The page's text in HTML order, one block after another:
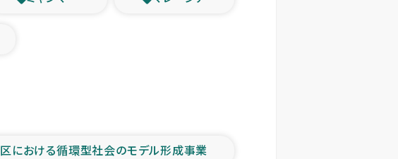
における循環型社会のモデル形成事業